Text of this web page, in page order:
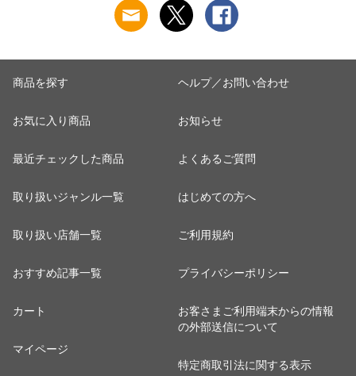
しゃれ ） 【アッシ
ュ】
商品を探す
お気に入り商品
最近チェックした商品
取り扱いジャンル一覧
取り扱い店舗一覧
おすすめ記事一覧
カート
マイページ
ヘルプ／お問い合わせ
お知らせ
よくあるご質問
はじめての方へ
ご利用規約
プライバシーポリシー
お客さまご利用端末からの情報
の外部送信について
特定商取引法に関する表示